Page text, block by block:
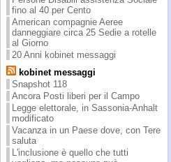
fino al 40 per Cento
American compagnie Aeree
danneggiare circa 25 Sedie a rotelle
al Giorno
20 Anni kobinet messaggi
kobinet messaggi
Snapshot 118
Ancora Posti liberi per il Campo
Legge elettorale, in Sassonia-Anhalt
modificato
Vacanza in un Paese dove, con Tere
saluta
L'inclusione è quello che tutti